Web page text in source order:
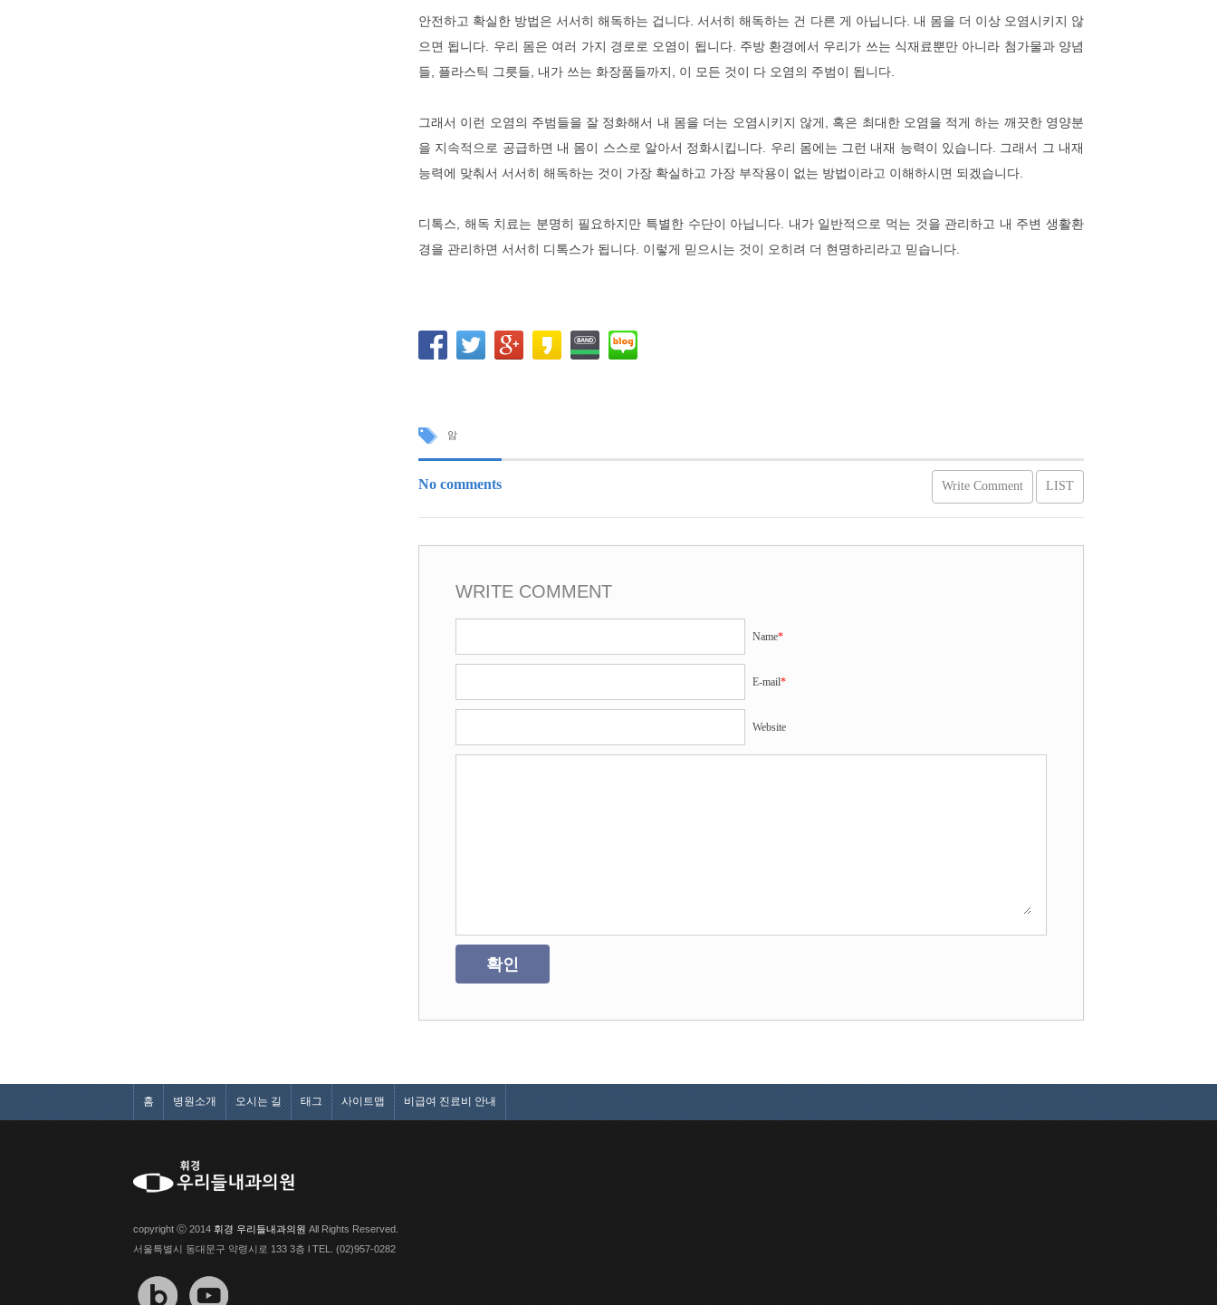
안전하고 확실한 방법은 서서히 해독하는 겁니다. 서서히 해독하는 건 다른 게 아닙니다. 내 몸을 더 이상 오염시키지 않
으면 됩니다. 우리 몸은 여러 가지 경로로 오염이 됩니다. 주방 환경에서 우리가 쓰는 식재료뿐만 아니라 첨가물과 양념
들, 플라스틱 그릇들, 내가 쓰는 화장품들까지, 이 모든 것이 다 오염의 주범이 됩니다.
그래서 이런 오염의 주범들을 잘 정화해서 내 몸을 더는 오염시키지 않게, 혹은 최대한 오염을 적게 하는 깨끗한 영양분
을 지속적으로 공급하면 내 몸이 스스로 알아서 정화시킵니다. 우리 몸에는 그런 내재 능력이 있습니다. 그래서 그 내재
능력에 맞춰서 서서히 해독하는 것이 가장 확실하고 가장 부작용이 없는 방법이라고 이해하시면 되겠습니다.
디톡스, 해독 치료는 분명히 필요하지만 특별한 수단이 아닙니다. 내가 일반적으로 먹는 것을 관리하고 내 주변 생활환
경을 관리하면 서서히 디톡스가 됩니다. 이렇게 믿으시는 것이 오히려 더 현명하리라고 믿습니다.
암
No comments Write Comment LIST
WRITE COMMENT
Name*
E-mail*
Website
확인
홈 병원소개 오시는 길 태그 사이트맵 비급여 진료비 안내
copyright ⓒ 2014 휘경 우리들내과의원 All Rights Reserved.
서울특별시 동대문구 약령시로 133 3층 l TEL. (02)957-0282